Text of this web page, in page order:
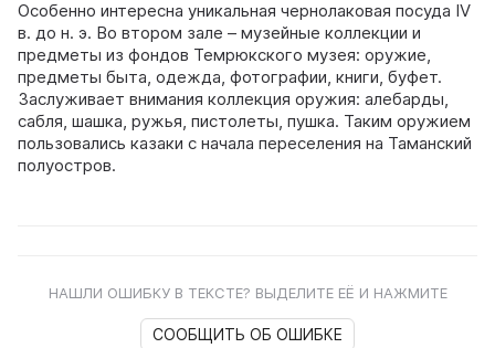
Особенно интересна уникальная чернолаковая посуда IV
в. до н. э. Во втором зале – музейные коллекции и
предметы из фондов Темрюкского музея: оружие,
предметы быта, одежда, фотографии, книги, буфет.
Заслуживает внимания коллекция оружия: алебарды,
сабля, шашка, ружья, пистолеты, пушка. Таким оружием
пользовались казаки с начала переселения на Таманский
полуостров.
НАШЛИ ОШИБКУ В ТЕКСТЕ? ВЫДЕЛИТЕ ЕЁ И НАЖМИТЕ
СООБЩИТЬ ОБ ОШИБКЕ